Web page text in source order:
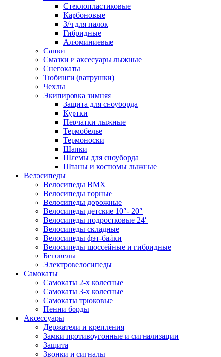
Стеклопластиковые
Карбоновые
З/ч для палок
Гибридные
Алюминиевые
Санки
Смазки и аксесуары лыжные
Снегокаты
Тюбинги (ватрушки)
Чехлы
Экипировка зимняя
Защита для сноуборда
Куртки
Перчатки лыжные
Термобелье
Термоноски
Шапки
Шлемы для сноуборда
Штаны и костюмы лыжные
Велосипеды
Велосипеды BMX
Велосипеды горные
Велосипеды дорожные
Велосипеды детские 10″- 20″
Велосипеды подростковые 24″
Велосипеды складные
Велосипеды фэт-байки
Велосипеды шоссейные и гибридные
Беговелы
Электровелосипеды
Самокаты
Самокаты 2-х колесные
Самокаты 3-х колесные
Самокаты трюковые
Пенни борды
Аксессуары
Держатели и крепления
Замки противоугонные и сигнализации
Защита
Звонки и сигналы